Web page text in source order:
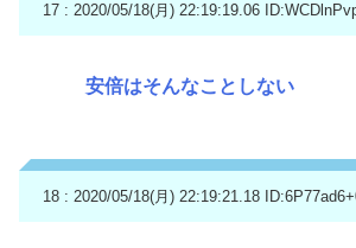
17 : 2020/05/18(月) 22:19:19.06
安倍はそんなことしない
18 : 2020/05/18(月) 22:19:21.18